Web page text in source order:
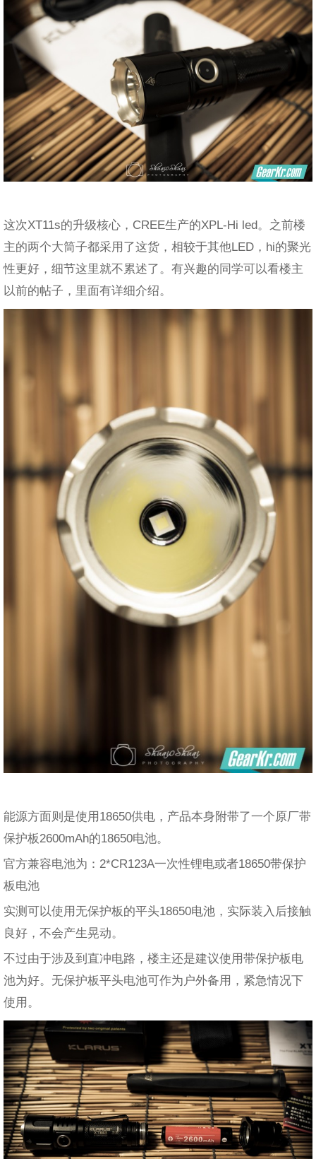
这次XT11s的升级核心，CREE生产的XPL-Hi led。之前楼
主的两个大筒子都采用了这货，相较于其他LED，hi的聚光
性更好，细节这里就不累述了。有兴趣的同学可以看楼主
以前的帖子，里面有详细介绍。
能源方面则是使用18650供电，产品本身附带了一个原厂带
保护板2600mAh的18650电池。
官方兼容电池为：2*CR123A一次性锂电或者18650带保护
板电池
实测可以使用无保护板的平头18650电池，实际装入后接触
良好，不会产生晃动。
不过由于涉及到直冲电路，楼主还是建议使用带保护板电
池为好。无保护板平头电池可作为户外备用，紧急情况下
使用。